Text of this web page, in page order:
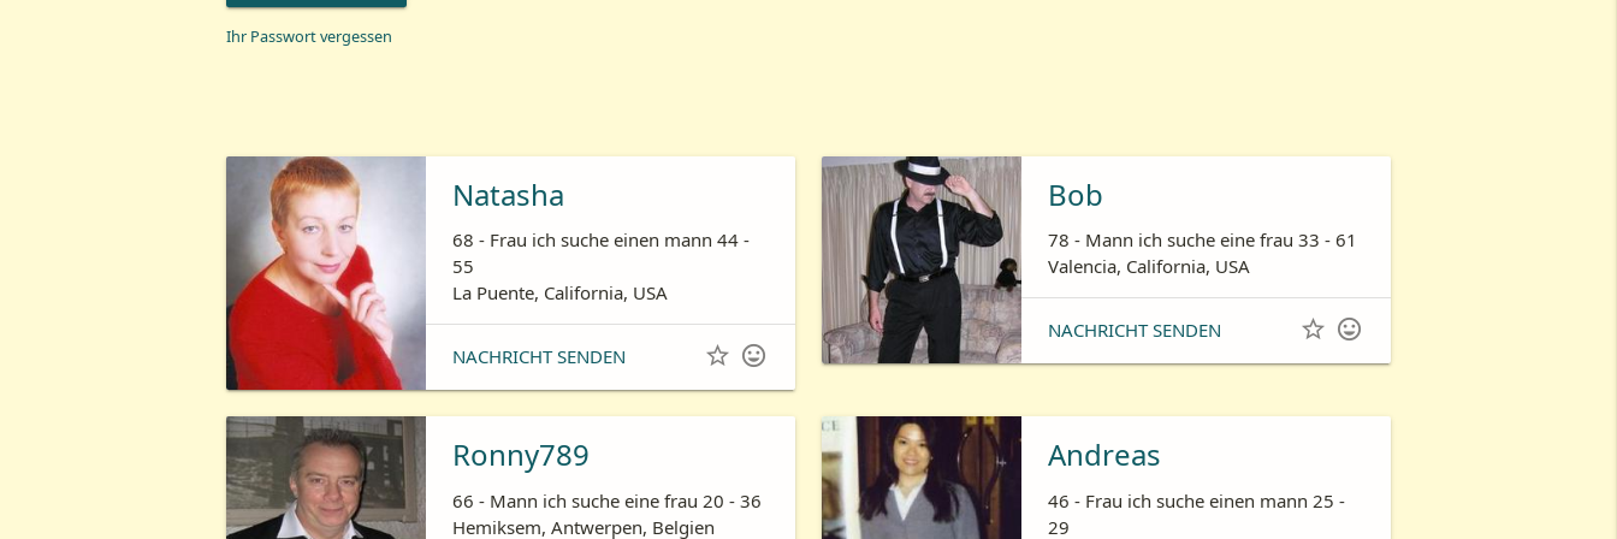
Ihr Passwort vergessen
Natasha
68 - Frau ich suche einen mann 44 -
55
La Puente, California, USA
NACHRICHT SENDEN  
Bob
78 - Mann ich suche eine frau 33 - 61
Valencia, California, USA
NACHRICHT SENDEN  
Ronny789
66 - Mann ich suche eine frau 20 - 36
Hemiksem, Antwerpen, Belgien
Andreas
46 - Frau ich suche einen mann 25 -
29